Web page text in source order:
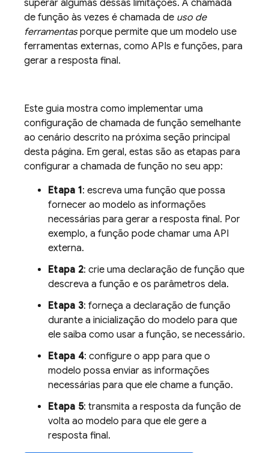
superar algumas dessas limitações. A chamada
de função às vezes é chamada de uso de
ferramentasporque permite que um modelo use
ferramentas externas, como APIs e funções, para
gerar a resposta final.
Este guia mostra como implementar uma
configuração de chamada de função semelhante
ao cenário descrito na próxima seção principal
desta página. Em geral, estas são as etapas para
configurar a chamada de função no seu app:
Etapa 1: escreva uma função que possa
fornecer ao modelo as informações
necessárias para gerar a resposta final. Por
exemplo, a função pode chamar uma API
externa.
Etapa 2: crie uma declaração de função que
descreva a função e os parâmetros dela.
Etapa 3: forneça a declaração de função
durante a inicialização do modelo para que
ele saiba como usar a função, se necessário.
Etapa 4: configure o app para que o
modelo possa enviar as informações
necessárias para que ele chame a função.
Etapa 5: transmita a resposta da função de
volta ao modelo para que ele gere a
resposta final.